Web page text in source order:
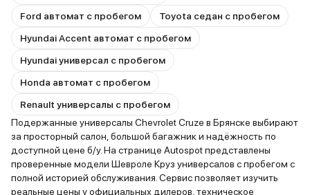
Ford автомат с пробегом
Toyota седан с пробегом
Hyundai Accent автомат с пробегом
Hyundai универсал с пробегом
Honda автомат с пробегом
Renault универсалы с пробегом
Подержанные универсалы Chevrolet Cruze в Брянске выбирают
за просторный салон, большой багажник и надёжность по
доступной цене б/у. На странице Autospot представлены
проверенные модели Шевроле Круз универсалов с пробегом с
полной историей обслуживания. Сервис позволяет изучить
реальные цены у официальных дилеров, техническое